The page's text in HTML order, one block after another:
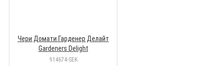
Чери Домати Гарденер Делайт
Gardeners Delight
914674-SEK